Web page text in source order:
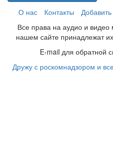
О нас
Контакты
Все права на аудио и
нашем сайте принадлежат
E-mail для обратной
Дружу с роскомнадзором и